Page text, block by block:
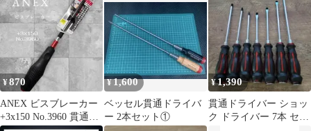
バー
¥870
ANEX ビスブレーカー
+3x150 No.3960 貫通ド
¥1,600
ベッセル貫通ドライバ
ー 2本セット①
¥1,390
貫通ドライバー ショッ
ク ドライバー 7本 セッ